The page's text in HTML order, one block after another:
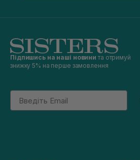
Підпишись на наші новини та отримуй
знижку 5% на перше замовлення
Email